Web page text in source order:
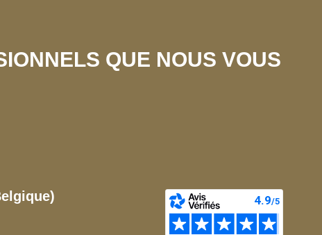
QUE NOUS VOUS